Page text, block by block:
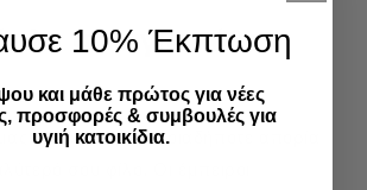
σου για κάθε
καλέσεις για οποιαδήποτε απορία
σου φίλο. Οι έμπειροι
10% Έκπτωση
και μάθε πρώτος για νέες
προσφορές & συμβουλές για
υγιή κατοικίδια.